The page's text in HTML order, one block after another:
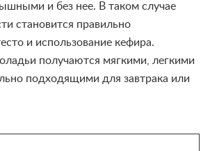
и без нее. В таком случае
становится правильно
и использование кефира.
получаются мягкими, легкими
подходящими для завтрака или